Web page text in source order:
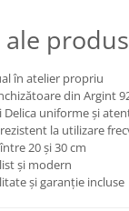
ale
în atelier propriu
din Argint
Delica uniforme și
la utilizare
20 și 30 cm
și modern
și garanție incluse